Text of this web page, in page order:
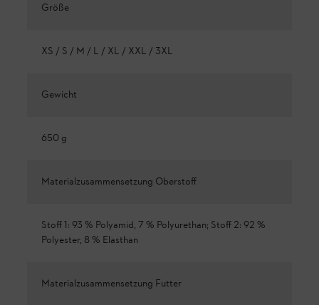
Größe
XS / S / M / L / XL / XXL / 3XL
Gewicht
650 g
Materialzusammensetzung Oberstoff
Stoff 1: 93 % Polyamid, 7 % Polyurethan; Stoff 2: 92 %
Polyester, 8 % Elasthan
Materialzusammensetzung Futter